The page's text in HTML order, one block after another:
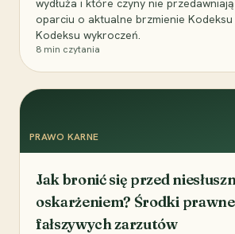
wydłuża i które czyny nie
oparciu o aktualne brzmienie
Kodeksu wykroczeń.
8 min czytania
PRAWO KARNE
Jak bronić się przed
oskarżeniem? Środki
fałszywych zarzutów